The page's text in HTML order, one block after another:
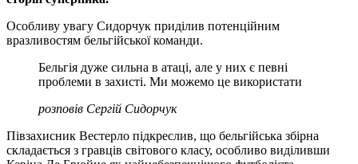
Особливу увагу Сидорчук приділив потенційним
вразливостям бельгійської команди.
Бельгія дуже сильна в атаці, але у них є певні
проблеми в захисті. Ми можемо це використати
розповів Сергій Сидорчук
Півзахисник Вестерло підкреслив, що бельгійська збірна
складається з гравців світового класу, особливо виділивши